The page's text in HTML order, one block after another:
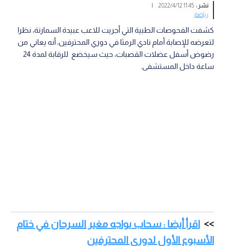
نشر :11:45 2022/4/12
|
رياضة
كشفت الفحوصات الطبية التي أجريت للاعب عبيدة السمارنة، نظرا
لتعرضه للإصابة أمام نادي الرمثا في دوري المحترفين، أنه يعاني من
رضوض أسفل عضلات القصبات، حيث سيخضع للرقابة لمدة 24
ساعة داخل المستشفى.
اقرأ أيضا : سحاب يواجه مغير السرحان في ختام
الأسبوع الأول لدوري المحترفين